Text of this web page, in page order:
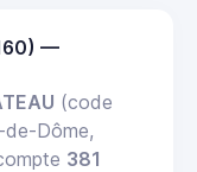
—
(code
de-Dôme,
381